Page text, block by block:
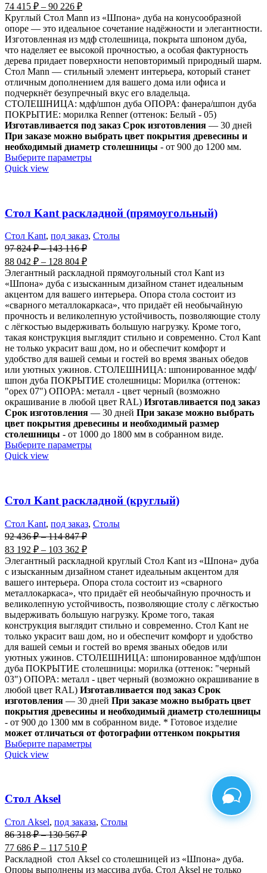
74 415 ₽ – 90 226 ₽
Круглый Стол Mann из «Шпона» дуба на конусообразной
опоре — это идеальное сочетание надёжности и элегантности.
Изготовленная из мдф столешница, покрыта шпоном дуба,
что наделяет ее высокой прочностью, а особая фактурность
дерева придает поверхности неповторимый природный шарм.
Стол Mann — стильный элемент интерьера, который станет
отличным дополнением для вашего дома или офиса и
подчеркнёт безупречный вкус его владельца.
СТОЛЕШНИЦА: мдф/шпон дуба ОПОРА: фанера/шпон дуба
ПОКРЫТИЕ: морилка Renner (оттенок: Белый - 05)
Изготавливается под заказ Срок изготовления — 30 дней
При заказе можно выбрать цвет покрытия древесины и
необходимый диаметр столешницы - от 900 до 1200 мм.
Выберите параметры
Quick view
Стол Kant раскладной (прямоугольный)
Стол Kant, под заказ, Столы
97 824₽ – 143 116₽
88 042 ₽ – 128 804 ₽
Элегантный раскладной прямоугольный стол Kant из
«Шпона» дуба с изысканным дизайном станет идеальным
акцентом для вашего интерьера. Опора стола состоит из
«сварного металлокаркаса», что придаёт ей необычайную
прочность и великолепную устойчивость, позволяющие столу
с лёгкостью выдерживать большую нагрузку. Кроме того,
такая конструкция выглядит стильно и современно. Стол Kant
не только украсит ваш дом, но и обеспечит комфорт и
удобство для вашей семьи и гостей во время званых обедов
или уютных ужинов. СТОЛЕШНИЦА: шпонированное мдф/
шпон дуба ПОКРЫТИЕ столешницы: Морилка (оттенок:
"орех 07") ОПОРА: металл - цвет черный (возможно
окрашивание в любой цвет RAL) Изготавливается под заказ
Срок изготовления — 30 дней При заказе можно выбрать
цвет покрытия древесины и необходимый размер
столешницы - от 1000 до 1800 мм в собранном виде.
Выберите параметры
Quick view
Стол Kant раскладной (круглый)
Стол Kant, под заказ, Столы
92 436₽ – 114 847₽
83 192 ₽ – 103 362 ₽
Элегантный раскладной круглый Стол Kant из «Шпона» дуба
с изысканным дизайном станет идеальным акцентом для
вашего интерьера. Опора стола состоит из «сварного
металлокаркаса», что придаёт ей необычайную прочность и
великолепную устойчивость, позволяющие столу с лёгкостью
выдерживать большую нагрузку. Кроме того, такая
конструкция выглядит стильно и современно. Стол Kant не
только украсит ваш дом, но и обеспечит комфорт и удобство
для вашей семьи и гостей во время званых обедов или
уютных ужинов. СТОЛЕШНИЦА: шпонированное мдф/шпон
дуба ПОКРЫТИЕ столешницы: морилка (оттенок: "черный
03") ОПОРА: металл - цвет черный (возможно окрашивание в
любой цвет RAL) Изготавливается под заказ Срок
изготовления — 30 дней При заказе можно выбрать цвет
покрытия древесины и необходимый диаметр столешницы
- от 900 до 1300 мм в собранном виде. * Готовое изделие
может отличаться от фотографии оттенком покрытия
Выберите параметры
Quick view
Стол Aksel
Стол Aksel, под заказа, Столы
86 318₽ – 130 567₽
77 686 ₽ – 117 510 ₽
Раскладной стол Aksel со столешницей из «Шпона» дуба.
Опоры выполнены из массива дуба. Стол Aksel не только